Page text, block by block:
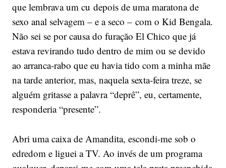
que lembrava um cu depois de uma maratona de
sexo anal selvagem – e a seco – com o Kid Bengala.
Não sei se por causa do furação El Chico que já
estava revirando tudo dentro de mim ou se devido
ao arranca-rabo que eu havia tido com a minha mãe
na tarde anterior, mas, naquela sexta-feira treze, se
alguém gritasse a palavra “deprê”, eu, certamente,
responderia “presente”.
Abri uma caixa de Amandita, escondi-me sob o
edredom e liguei a TV. Ao invés de um programa